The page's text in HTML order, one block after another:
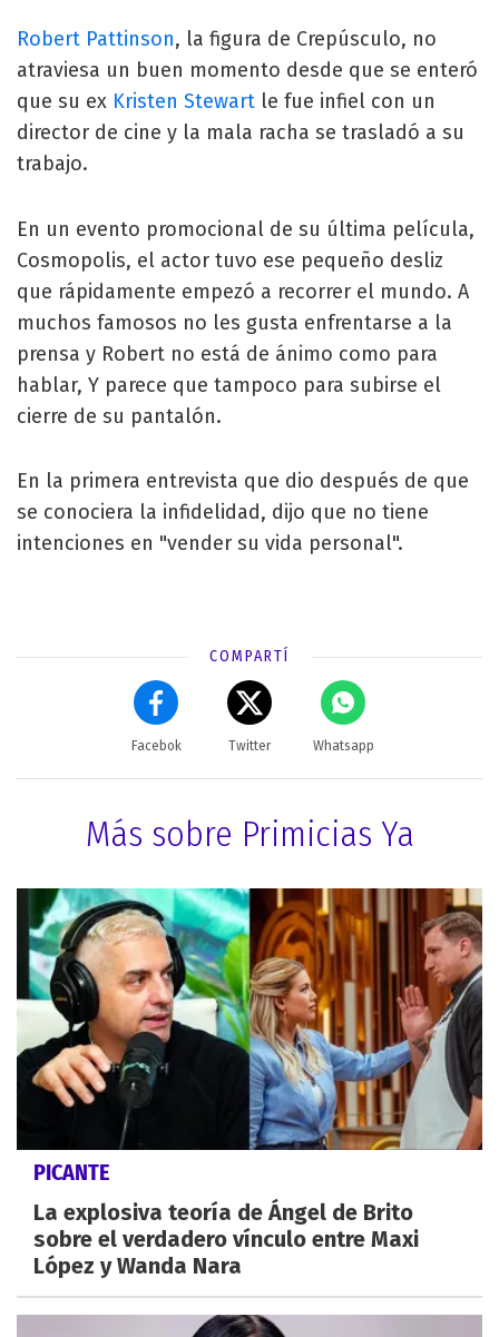
Robert Pattinson, la figura de Crepúsculo, no
atraviesa un buen momento desde que se enteró
que su ex Kristen Stewart le fue infiel con un
director de cine y la mala racha se trasladó a su
trabajo.
En un evento promocional de su última película,
Cosmopolis, el actor tuvo ese pequeño desliz
que rápidamente empezó a recorrer el mundo. A
muchos famosos no les gusta enfrentarse a la
prensa y Robert no está de ánimo como para
hablar, Y parece que tampoco para subirse el
cierre de su pantalón.
En la primera entrevista que dio después de que
se conociera la infidelidad, dijo que no tiene
intenciones en "vender su vida personal".
COMPARTÍ
Facebok Twitter Whatsapp
Más sobre Primicias Ya
PICANTE
La explosiva teoría de Ángel de Brito
sobre el verdadero vínculo entre Maxi
López y Wanda Nara